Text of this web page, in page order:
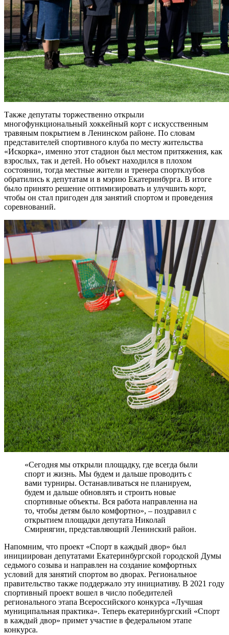
Также депутаты торжественно открыли
многофункциональный хоккейный корт с искусственным
травяным покрытием в Ленинском районе. По словам
представителей спортивного клуба по месту жительства
«Искорка», именно этот стадион был местом притяжения, как
взрослых, так и детей. Но объект находился в плохом
состоянии, тогда местные жители и тренера спортклубов
обратились к депутатам и в мэрию Екатеринбурга. В итоге
было принято решение оптимизировать и улучшить корт,
чтобы он стал пригоден для занятий спортом и проведения
соревнований.
«Сегодня мы открыли площадку, где всегда были
спорт и жизнь. Мы будем и дальше проводить с
вами турниры. Останавливаться не планируем,
будем и дальше обновлять и строить новые
спортивные объекты. Вся работа направленна на
то, чтобы детям было комфортно», – поздравил с
открытием площадки депутата Николай
Смирнягин, представляющий Ленинский район.
Напомним, что проект «Спорт в каждый двор» был
инициирован депутатами Екатеринбургской городской Думы
седьмого созыва и направлен на создание комфортных
условий для занятий спортом во дворах. Региональное
правительство также поддержало эту инициативу. В 2021 году
спортивный проект вошел в число победителей
регионального этапа Всероссийского конкурса «Лучшая
муниципальная практика». Теперь екатеринбургский «Спорт
в каждый двор» примет участие в федеральном этапе
конкурса.